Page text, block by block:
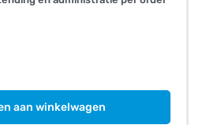
aan winkelwagen